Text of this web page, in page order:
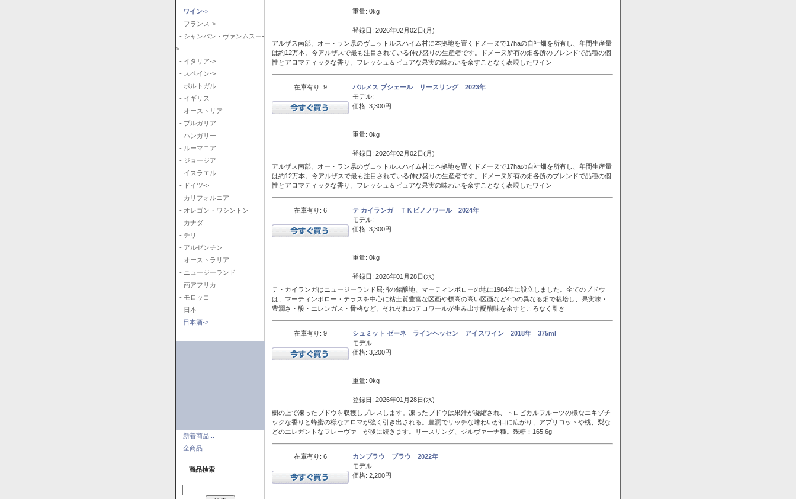
ワイン->
- フランス->
- シャンパン・ヴァンムスー-
>
- イタリア->
- スペイン->
- ポルトガル
- イギリス
- オーストリア
- ブルガリア
- ハンガリー
- ルーマニア
- ジョージア
- イスラエル
- ドイツ->
- カリフォルニア
- オレゴン・ワシントン
- カナダ
- チリ
- アルゼンチン
- オーストラリア
- ニュージーランド
- 南アフリカ
- モロッコ
- 日本
日本酒->
新着商品...
全商品...
商品検索
重量: 0kg
登録日: 2026年02月02日(月)
アルザス南部、オー・ラン県のヴェットルスハイム村に本拠地を置くドメーヌで17haの自社畑を所有し、年間生産量
は約12万本。今アルザスで最も注目されている伸び盛りの生産者です。ドメーヌ所有の畑各所のブレンドで品種の個
性とアロマティックな香り、フレッシュ＆ピュアな果実の味わいを余すことなく表現したワイン
在庫有り: 9
バルメス ブシェール リースリング 2023年
モデル:
価格: 3,300円
重量: 0kg
登録日: 2026年02月02日(月)
アルザス南部、オー・ラン県のヴェットルスハイム村に本拠地を置くドメーヌで17haの自社畑を所有し、年間生産量
は約12万本。今アルザスで最も注目されている伸び盛りの生産者です。ドメーヌ所有の畑各所のブレンドで品種の個
性とアロマティックな香り、フレッシュ＆ピュアな果実の味わいを余すことなく表現したワイン
在庫有り: 6
テ カイランガ ＴＫピノノワール 2024年
モデル:
価格: 3,300円
重量: 0kg
登録日: 2026年01月28日(水)
テ・カイランガはニュージーランド屈指の銘醸地、マーティンボローの地に1984年に設立しました。全てのブドウ
は、マーティンボロー・テラスを中心に粘土質豊富な区画や標高の高い区画など4つの異なる畑で栽培し、果実味・
豊潤さ・酸・エレンガス・骨格など、それぞれのテロワールが生み出す醍醐味を余すところなく引き
在庫有り: 9
シュミット ゼーネ ラインヘッセン アイスワイン 2018年 375ml
モデル:
価格: 3,200円
重量: 0kg
登録日: 2026年01月28日(水)
樹の上で凍ったブドウを収穫しプレスします。凍ったブドウは果汁が凝縮され、トロピカルフルーツの様なエキゾチ
ックな香りと蜂蜜の様なアロマが強く引き出される。豊潤でリッチな味わいが口に広がり、アプリコットや桃、梨な
どのエレガントなフレーヴァ―が後に続きます。リースリング、ジルヴァーナ種。残糖：165.6g
在庫有り: 6
カンブラウ ブラウ 2022年
モデル:
価格: 2,200円